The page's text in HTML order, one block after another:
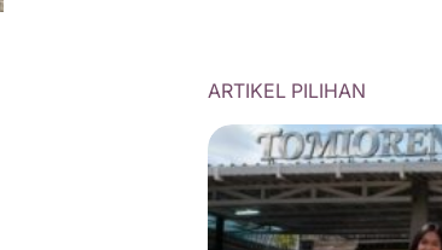
ARTIKEL PILIHAN